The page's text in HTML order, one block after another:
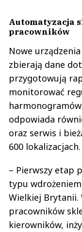
Automatyzacja
pracowników
Nowe
zbierają dane
przygotowują
monitorować
odpowiada
oraz serwis i
600 lokalizacjach.
– Pierwszy etap
typu
Wielkiej Brytanii.
pracowników
kierowników,